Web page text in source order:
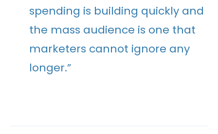
spending is building quickly and
the mass audience is one that
marketers cannot ignore any
longer.”